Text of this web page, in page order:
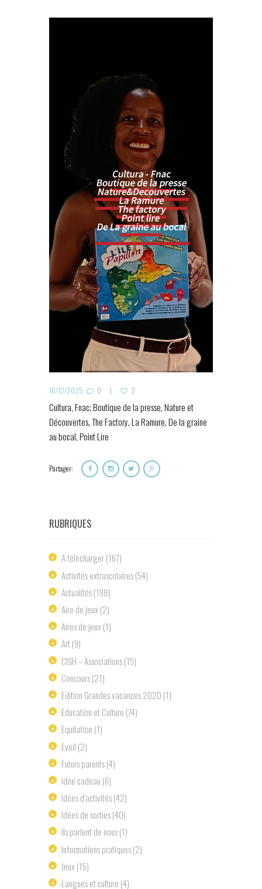
10/12/2025 0 2
Cultura, Fnac; Boutique de la presse, Nature et
Découvertes, The Factory, La Ramure, De la graine
au bocal, Point Lire
Partager:
RUBRIQUES
A télécharger(167)
Activités extrascolaires(54)
Actualités(198)
Aire de jeux (2)
Aires de jeux (1)
Art(9)
ClSH – Associations(15)
Concours(21)
Edition Grandes vacances 2020 (1)
Education et Culture (74)
Equitation (1)
Eveil (2)
Futurs parents(4)
idée cadeau (6)
Idées d’activités(42)
Idées de sorties(40)
ils parlent de nous(1)
Informations pratiques(2)
Jeux (15)
Langues et culture (4)